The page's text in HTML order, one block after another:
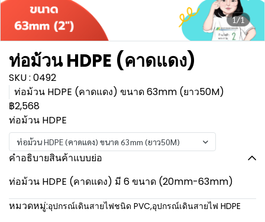
1/1
ท่อม้วน HDPE (คาดแดง)
SKU : 0492
ท่อม้วน HDPE (คาดแดง) ขนาด 63mm (ยาว50M)
฿2,568
ท่อม้วน HDPE
ท่อม้วน HDPE (คาดแดง) ขนาด 63mm (ยาว50M)
คำอธิบายสินค้าแบบย่อ
ท่อม้วน HDPE (คาดแดง) มี 6 ขนาด (20mm-63mm)
หมวดหมู่:อุปกรณ์เดินสายไฟชนิด PVC,อุปกรณ์เดินสายไฟ HDPE